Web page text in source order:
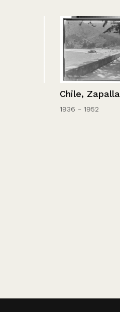
Chile, Zapallar
1936 - 1952